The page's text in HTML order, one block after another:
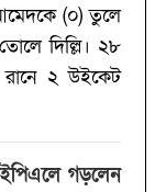
(‌০)‌ তুলে
দিল্লি। ২৮
২ উইকেট
গড়লেন